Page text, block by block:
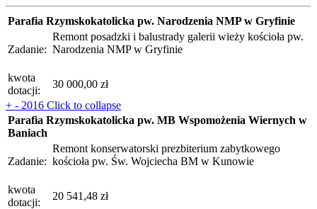
Parafia Rzymskokatolicka pw. Narodzenia NMP w Gryfinie
Zadanie:
Remont posadzki i balustrady galerii wieży kościoła pw.
Narodzenia NMP w Gryfinie
kwota
dotacji:
30 000,00 zł
+ - 2016 Click to collapse
Parafia Rzymskokatolicka pw. MB Wspomożenia Wiernych w
Baniach
Zadanie:
Remont konserwatorski prezbiterium zabytkowego
kościoła pw. Św. Wojciecha BM w Kunowie
kwota
dotacji:
20 541,48 zł